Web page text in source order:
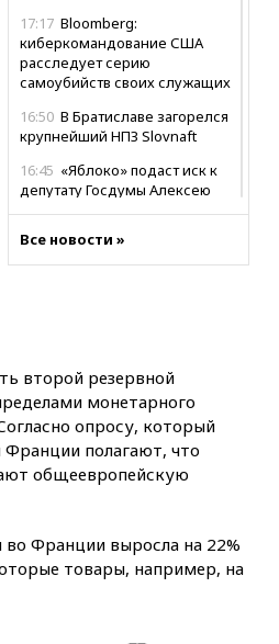
17:17 Bloomberg:
киберкомандование США
расследует серию
самоубийств своих служащих
16:50 В Братиславе загорелся
крупнейший НПЗ Slovnaft
16:45 «Яблоко» подаст иск к
депутату Госдумы Алексею
16:35 Мельникова и еще
шесть гимнастов сборной
перекрывали второй раз за
день
16:00Создатели пирамиды
АФК «Наследие» получили от
шести до 12 лет колонии
снятии «Яблока» с выборов
15:35Четыре человека
Все новости »
второй резервной
монетарного
опросу, который
Франции полагают, что
общеевропейскую
Франции выросла на 22%
товары, например, на